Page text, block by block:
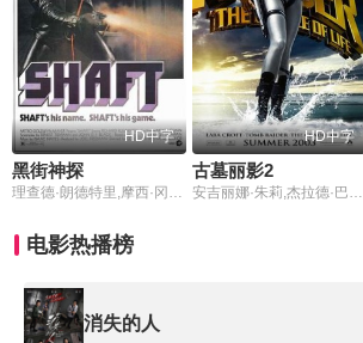
HD中字
黑街神探
理查德·朗德特里,摩西·冈恩,查尔斯·乔菲,克里斯托弗·圣约翰,Gwenn,Mitchell,劳伦斯·普莱斯曼,维克多·阿诺德,Sherri,Brewer,雷克斯·罗宾斯,Camille,Yarbrough,约瑟夫·利昂,阿诺德·约翰逊,多米尼克·巴托,德鲁·邦迪尼·布朗,希门·鲁斯金,安东尼奥·法加斯,格特鲁德·珍妮特,李·斯蒂尔,托尼·金,丹尼斯·泰特,亚当·韦德,克利·伯顿亚,埃德·伯纳德,埃迪·巴特,保罗·内文斯,戈登·帕克斯
HD中字
古墓丽影2
安吉丽娜·朱莉,杰拉德·巴特勒,塞伦·希德,克里斯·巴里,诺亚·泰勒,杰曼·翰苏,蒂尔·施威格,任达华,尹子维
电影热播榜
消失的人